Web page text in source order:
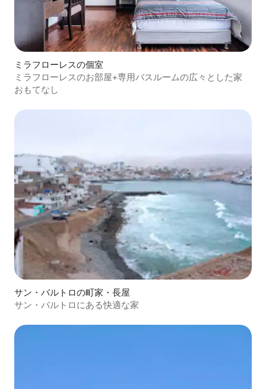
ミラフローレスの個室
ミラフローレスのお部屋+専用バスルームの広々とした家
おもてなし
サン・バルトロの町家・長屋
サン・バルトロにある快適な家